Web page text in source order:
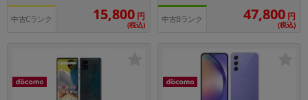
中古Cランク 15,800 円
(税込)
中古Bランク 47,800 円
(税込)
~